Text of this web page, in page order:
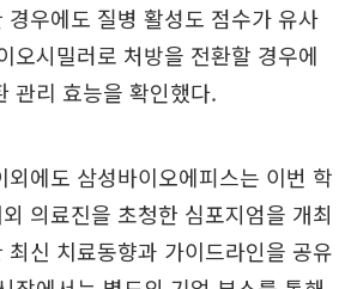
경우에도 질병 활성도 점수가 유사
오시밀러로 처방을 전환할 경우에
관리 효능을 확인했다.
외에도 삼성바이오에피스는 이번 학
의료진을 초청한 심포지엄을 개최
최신 치료동향과 가이드라인을 공유